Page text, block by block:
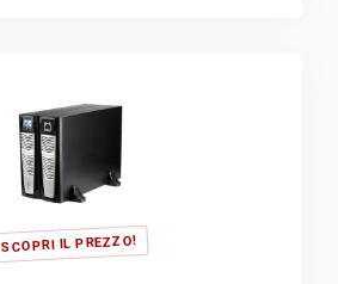
SCOPRI IL PREZZO!